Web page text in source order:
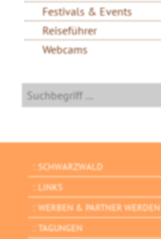
Festivals & Events
Reiseführer
Webcams
SCHWARZWALD
LINKS
WERBEN & PARTNER WERDEN
TAGUNGEN